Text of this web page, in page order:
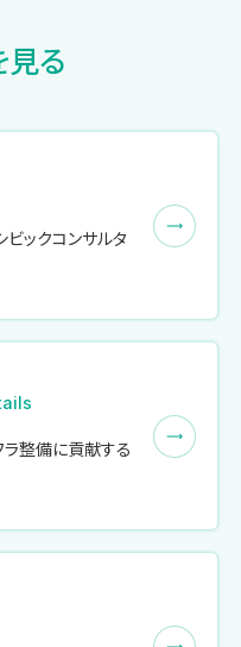
見る
ックコンサルタ
ラ整備に貢献する